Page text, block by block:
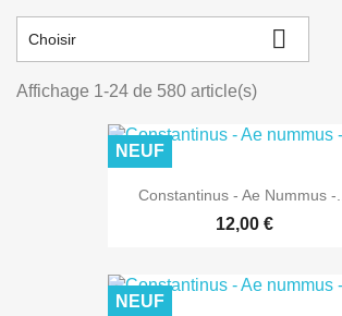
Choisir 
Affichage 1-24 de 580 article(s)
Constantinus - Ae Nummus -...
12,00 €
NEUF
NEUF